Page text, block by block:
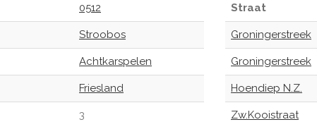
0512
Stroobos
Achtkarspelen
Friesland
3
Straat
Groningerstreek
Groningerstreek
Hoendiep N.Z.
Zw.Kooistraat